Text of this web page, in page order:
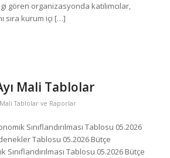
gören organizasyonda katılımcılar,
sıra kurum içi […]
Mali Tablolar
Mali Tablolar ve Raporlar
Sınıflandırılması Tablosu 05.2026
Tablosu 05.2026 Bütçe
Tablosu 05.2026 Bütçe